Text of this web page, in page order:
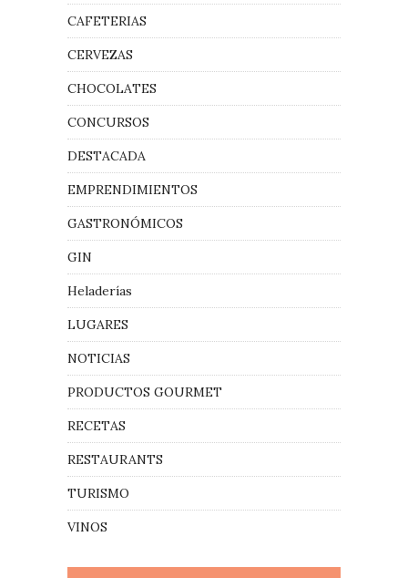
CAFETERIAS
CERVEZAS
CHOCOLATES
CONCURSOS
DESTACADA
EMPRENDIMIENTOS
GASTRONÓMICOS
GIN
Heladerías
LUGARES
NOTICIAS
PRODUCTOS GOURMET
RECETAS
RESTAURANTS
TURISMO
VINOS